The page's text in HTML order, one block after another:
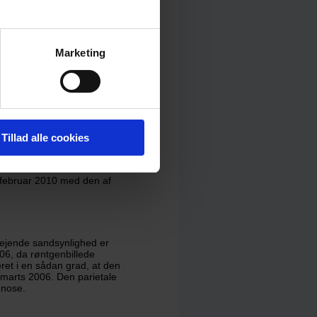
Marketing
Tillad alle cookies
viser, at tanden før
sandsynlighed
i lang tid forinden den 15.
har
2010 med den af
sandsynlighed er
da røntgenbillede
i en sådan grad, at den
2006. Den parietale